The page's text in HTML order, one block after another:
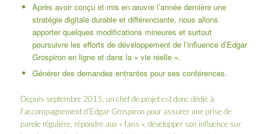
Après avoir conçu et mis en œuvre l’année dernière une
stratégie digitale durable et différenciante, nous allons
apporter quelques modifications mineures et surtout
poursuivre les efforts de développement de l’influence d’Edgar
Grospiron en ligne et dans la « vie réelle ».
Générer des demandes entrantes pour ses conférences.
Depuis septembre 2015, un chef de projet est donc dédié à
l’accompagnement d’Edgar Grospiron pour assurer une prise de
parole régulière, répondre aux « fans », développer son influence sur